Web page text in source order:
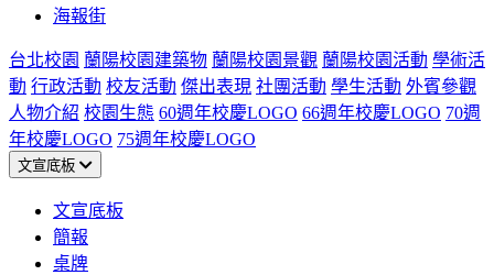
海報街
台北校園 蘭陽校園建築物 蘭陽校園景觀 蘭陽校園活動 學術活
動 行政活動 校友活動 傑出表現 社團活動 學生活動 外賓參觀
人物介紹 校園生態 60週年校慶LOGO 66週年校慶LOGO 70週
年校慶LOGO 75週年校慶LOGO
文宣底板
文宣底板
簡報
桌牌